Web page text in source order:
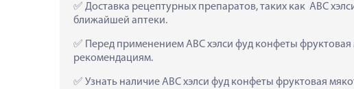
Доставка рецептурных препаратов, таких как  АВС
ближайшей аптеки.
Перед применением АВС хэлси фуд конфеты фруктовая
рекомендациям.
Узнать наличие АВС хэлси фуд конфеты фруктовая